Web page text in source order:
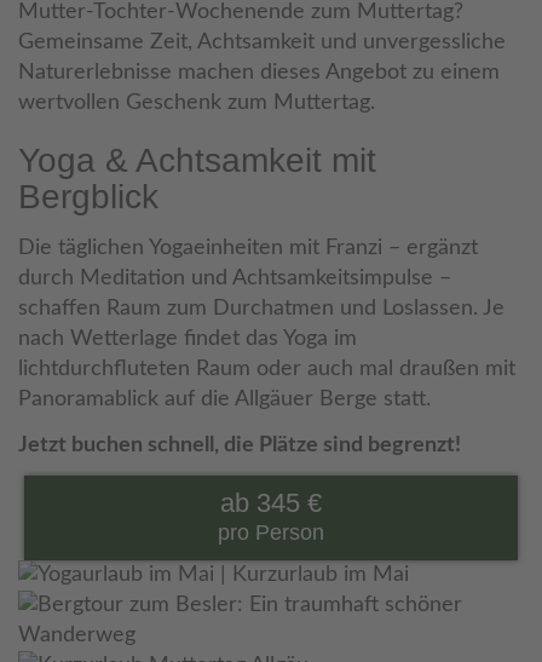
Mutter-Tochter-Wochenende zum Muttertag?
Gemeinsame Zeit, Achtsamkeit und unvergessliche
Naturerlebnisse machen dieses Angebot zu einem
wertvollen Geschenk zum Muttertag.
Yoga & Achtsamkeit mit
Bergblick
Die täglichen Yogaeinheiten mit Franzi – ergänzt
durch Meditation und Achtsamkeitsimpulse –
schaffen Raum zum Durchatmen und Loslassen. Je
nach Wetterlage findet das Yoga im
lichtdurchfluteten Raum oder auch mal draußen mit
Panoramablick auf die Allgäuer Berge statt.
Jetzt buchen schnell, die Plätze sind begrenzt!
ab 345 €
pro Person